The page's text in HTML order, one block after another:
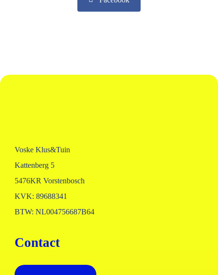
Voske Klus&Tuin
Kattenberg 5
5476KR Vorstenbosch
KVK: 89688341
BTW: NL004756687B64
Contact